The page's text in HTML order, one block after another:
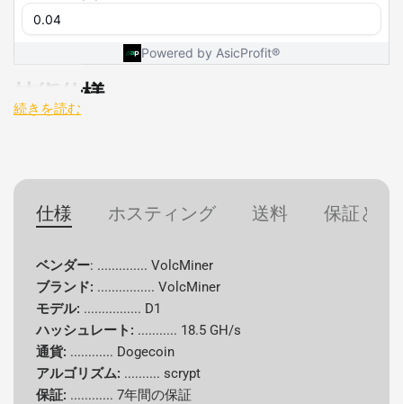
技術仕様
ブランド
モデル D1
ハッシュレ
ート
18.5 GH/s
アルゴリズ
ム
scrypt
続きを読む
仕様 ホスティング 送料 保証と返
ベンダー: .............. VolcMiner
ブランド: ................ VolcMiner
モデル: ................ D1
ハッシュレート: ........... 18.5 GH/s
通貨: ............ Dogecoin
アルゴリズム: ..........scrypt
保証: ............7年間の保証